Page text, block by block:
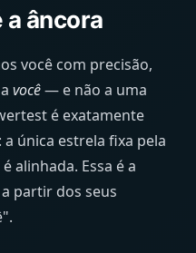
âncora
você com precisão,
você— e não a uma
é exatamente
única estrela fixa pela
alinhada. Essa é a
partir dos seus